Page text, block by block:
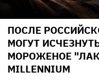
ПОСЛЕ
МОГУТ
МОРОЖЕНОЕ
MILLENNIUM